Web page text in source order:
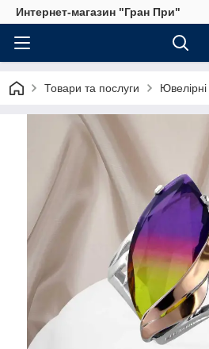
Интернет-магазин "Гран При"
Товари та послуги